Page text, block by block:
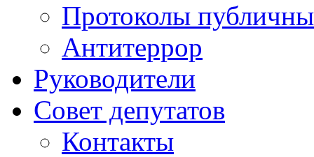
Протоколы
Антитеррор
Руководители
Совет депутатов
Контакты